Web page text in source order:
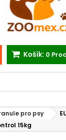
Košík: 0
pro psy
15kg